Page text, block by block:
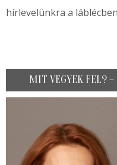
hírlevelünkra a
MIT VEGYEK FEL? –